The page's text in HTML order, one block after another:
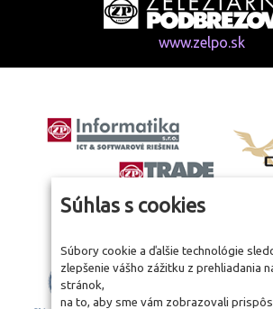
www.zelpo.sk
Súhlas s cookies
Súbory cookie a ďalšie technológie
zlepšenie vášho zážitku z prehliadania
stránok,
na to, aby sme vám zobrazovali